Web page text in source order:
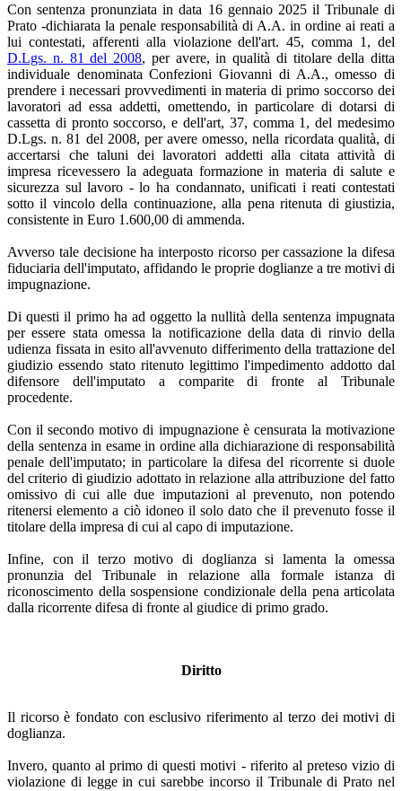
Con sentenza pronunziata in data 16 gennaio 2025 il Tribunale di
Prato -dichiarata la penale responsabilità di A.A. in ordine ai reati a
lui contestati, afferenti alla violazione dell'art. 45, comma 1, del
D.Lgs. n. 81 del 2008, per avere, in qualità di titolare della ditta
individuale denominata Confezioni Giovanni di A.A., omesso di
prendere i necessari provvedimenti in materia di primo soccorso dei
lavoratori ad essa addetti, omettendo, in particolare di dotarsi di
cassetta di pronto soccorso, e dell'art, 37, comma 1, del medesimo
D.Lgs. n. 81 del 2008, per avere omesso, nella ricordata qualità, di
accertarsi che taluni dei lavoratori addetti alla citata attività di
impresa ricevessero la adeguata formazione in materia di salute e
sicurezza sul lavoro - lo ha condannato, unificati i reati contestati
sotto il vincolo della continuazione, alla pena ritenuta di giustizia,
consistente in Euro 1.600,00 di ammenda.
Avverso tale decisione ha interposto ricorso per cassazione la difesa
fiduciaria dell'imputato, affidando le proprie doglianze a tre motivi di
impugnazione.
Di questi il primo ha ad oggetto la nullità della sentenza impugnata
per essere stata omessa la notificazione della data di rinvio della
udienza fissata in esito all'avvenuto differimento della trattazione del
giudizio essendo stato ritenuto legittimo l'impedimento addotto dal
difensore dell'imputato a comparite di fronte al Tribunale
procedente.
Con il secondo motivo di impugnazione è censurata la motivazione
della sentenza in esame in ordine alla dichiarazione di responsabilità
penale dell'imputato; in particolare la difesa del ricorrente si duole
del criterio di giudizio adottato in relazione alla attribuzione del fatto
omissivo di cui alle due imputazioni al prevenuto, non potendo
ritenersi elemento a ciò idoneo il solo dato che il prevenuto fosse il
titolare della impresa di cui al capo di imputazione.
Infine, con il terzo motivo di doglianza si lamenta la omessa
pronunzia del Tribunale in relazione alla formale istanza di
riconoscimento della sospensione condizionale della pena articolata
dalla ricorrente difesa di fronte al giudice di primo grado.
Diritto
Il ricorso è fondato con esclusivo riferimento al terzo dei motivi di
doglianza.
Invero, quanto al primo di questi motivi - riferito al preteso vizio di
violazione di legge in cui sarebbe incorso il Tribunale di Prato nel